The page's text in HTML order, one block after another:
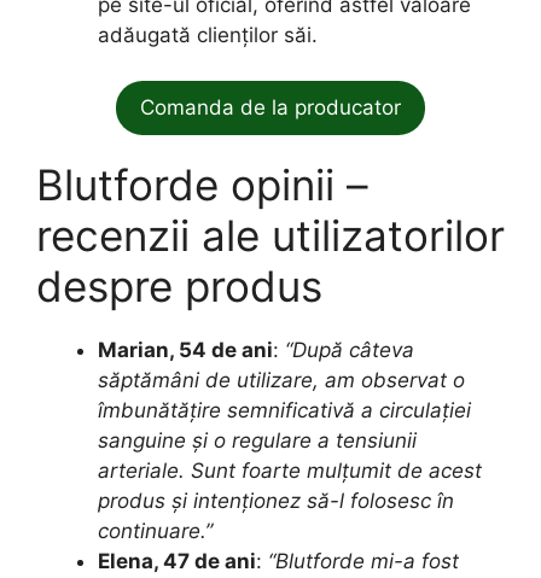
adăugată clienților săi.
Comanda de la producator
Blutforde opinii –
recenzii ale utilizatorilor
despre produs
Marian, 54 de ani: “După câteva
săptămâni de utilizare, am observat o
îmbunătățire semnificativă a circulației
sanguine și o regulare a tensiunii
arteriale. Sunt foarte mulțumit de acest
produs și intenționez să-l folosesc în
continuare.”
Elena, 47 de ani: “Blutforde mi-a fost